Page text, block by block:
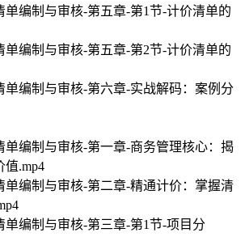
单编制与审核-第五章-第1节-计价清单的
单编制与审核-第五章-第2节-计价清单的
单编制与审核-第六章-实战解码：案例分
单编制与审核-第一章-商务管理核心：揭
值.mp4
单编制与审核-第二章-精通计价：掌握清
单编制与审核-第三章-第1节-项目分